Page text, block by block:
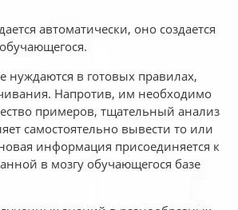
автоматически, оно создается
нуждаются в готовых правилах,
Напротив, им необходимо
примеров, тщательный анализ
самостоятельно вывести то или
информация присоединяется к
в мозгу обучающегося базе